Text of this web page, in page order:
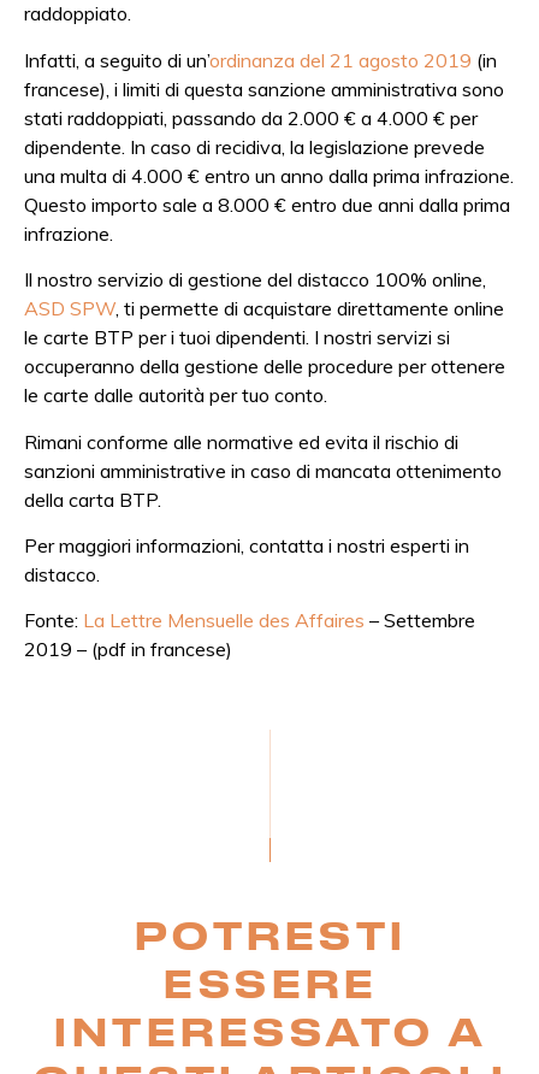
raddoppiato.
Infatti, a seguito di un’ordinanza del 21 agosto 2019 (in
francese), i limiti di questa sanzione amministrativa sono
stati raddoppiati, passando da 2.000 € a 4.000 € per
dipendente. In caso di recidiva, la legislazione prevede
una multa di 4.000 € entro un anno dalla prima infrazione.
Questo importo sale a 8.000 € entro due anni dalla prima
infrazione.
Il nostro servizio di gestione del distacco 100% online,
ASD SPW, ti permette di acquistare direttamente online
le carte BTP per i tuoi dipendenti. I nostri servizi si
occuperanno della gestione delle procedure per ottenere
le carte dalle autorità per tuo conto.
Rimani conforme alle normative ed evita il rischio di
sanzioni amministrative in caso di mancata ottenimento
della carta BTP.
Per maggiori informazioni, contatta i nostri esperti in
distacco.
Fonte: La Lettre Mensuelle des Affaires – Settembre
2019 – (pdf in francese)
POTRESTI
ESSERE
INTERESSATO A